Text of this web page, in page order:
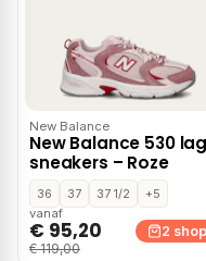
New Balance
New Balance 530
sneakers – Roze
36 37 37 1/2
+5
vanaf
€ 95,20
€ 119,00
2